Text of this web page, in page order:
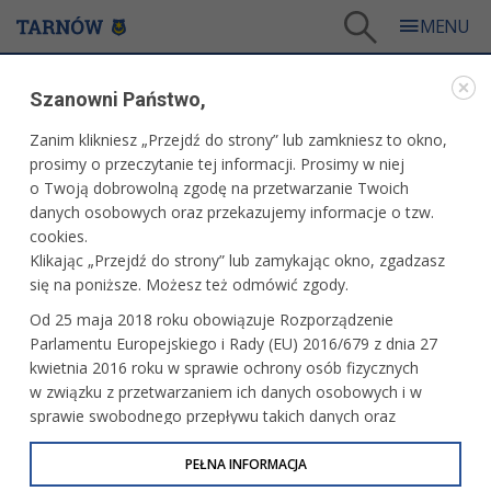
PPPP - Podatkowa Pomoc Prawna dla Przedsiębiorców
Kto powinien się z nim liczyć? Czy są jakieś zapowiedzi w zakr...
WARTO PRZECZYTAĆ
PODATEK MINIMALNY ZACZYNA OBOWIĄZYWAĆ
OD 1 STYCZNIA 2024 ROKU. DLA KOGO TEN
PODATEK? KTO POWINIEN SIĘ Z NIM LICZYĆ? CZY
OBOWIĄZYWANIA?
06.02.2024, 11:22 Wydział Rozwoju Gospodarczego
Podatek minimalny nie jest do końca nowością, gdyż
wszedł w życie 1 stycznia 2022 roku. Z uwagi jednak na
zamieszanie jakie się pojawiło w związku z jego
Szanowni Państwo,
Zanim klikniesz „Przejdź do strony” lub zamkniesz to okno,
prosimy o przeczytanie tej informacji. Prosimy w niej
o Twoją dobrowolną zgodę na przetwarzanie Twoich
danych osobowych oraz przekazujemy informacje o tzw.
cookies.
Klikając „Przejdź do strony” lub zamykając okno, zgadzasz
się na poniższe. Możesz też odmówić zgody.
Od 25 maja 2018 roku obowiązuje Rozporządzenie
Parlamentu Europejskiego i Rady (EU) 2016/679 z dnia 27
kwietnia 2016 roku w sprawie ochrony osób fizycznych
w związku z przetwarzaniem ich danych osobowych i w
sprawie swobodnego przepływu takich danych oraz
uchylenia dyrektywy 95/46/WE (określane jako RODO, GDPR
lub Ogólne Rozporządzenie o Ochronie Danych
PEŁNA INFORMACJA